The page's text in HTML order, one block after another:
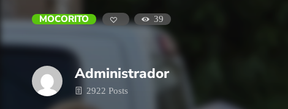
MOCORITO 39
Administrador
2922 Posts